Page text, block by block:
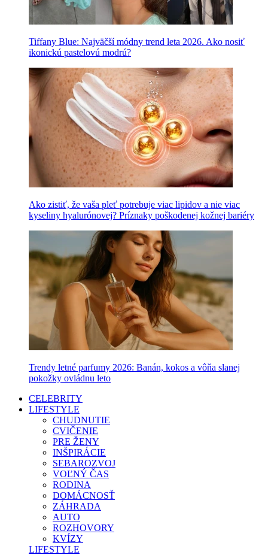
Tiffany Blue: Najväčší módny trend leta 2026. Ako nosiť
ikonickú pastelovú modrú?
Ako zistiť, že vaša pleť potrebuje viac lipidov a nie viac
kyseliny hyalurónovej? Príznaky poškodenej kožnej bariéry
Trendy letné parfumy 2026: Banán, kokos a vôňa slanej
pokožky ovládnu leto
CELEBRITY
LIFESTYLE
CHUDNUTIE
CVIČENIE
PRE ŽENY
INŠPIRÁCIE
SEBAROZVOJ
VOĽNÝ ČAS
RODINA
DOMÁCNOSŤ
ZÁHRADA
AUTO
ROZHOVORY
KVÍZY
LIFESTYLE